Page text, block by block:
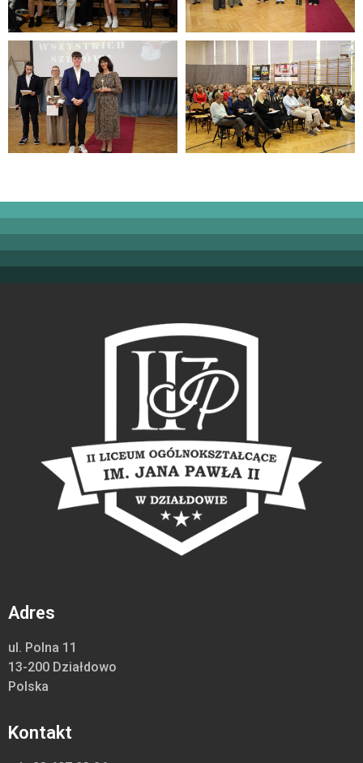
Adres
ul. Polna 11
13-200 Działdowo
Polska
Kontakt